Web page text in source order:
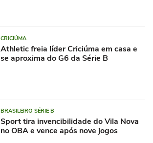
CRICIÚMA
Athletic freia líder Criciúma em casa e
se aproxima do G6 da Série B
BRASILEIRO SÉRIE B
Sport tira invencibilidade do Vila Nova
no OBA e vence após nove jogos